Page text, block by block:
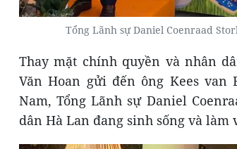
Tổng Lãnh sự Daniel Coenraad
Thay mặt chính quyền và nhân
Văn Hoan gửi đến ông Kees
Nam, Tổng Lãnh sự Daniel
dân Hà Lan đang sinh sống và